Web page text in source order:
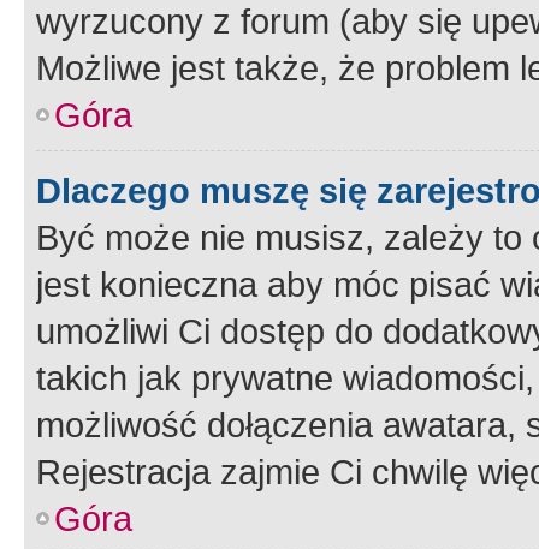
wyrzucony z forum (aby się
Możliwe jest także, że problem
Góra
Dlaczego muszę się
Być może nie musisz, zależy
jest konieczna aby móc pisać
umożliwi Ci dostęp do
takich jak prywatne
możliwość dołączenia
Rejestracja zajmie Ci chwilę
Góra